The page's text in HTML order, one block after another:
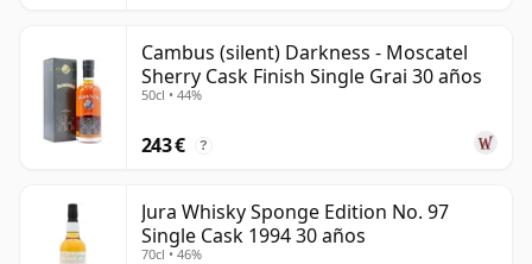
Cambus (silent) Darkness - Moscatel
Sherry Cask Finish Single Grai 30 años
50cl • 44%
243 € ?
Jura Whisky Sponge Edition No. 97
Single Cask 1994 30 años
70cl • 46%